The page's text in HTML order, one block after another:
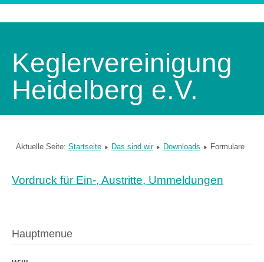
Keglervereinigung
Heidelberg e.V.
Aktuelle Seite: Startseite Das sind wir Downloads Formulare
Vordruck für Ein-, Austritte, Ummeldungen
Hauptmenue